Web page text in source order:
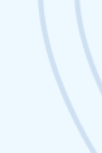
Web3 : les
stratégies de
dans la crypto
: les meilleures stratégies de